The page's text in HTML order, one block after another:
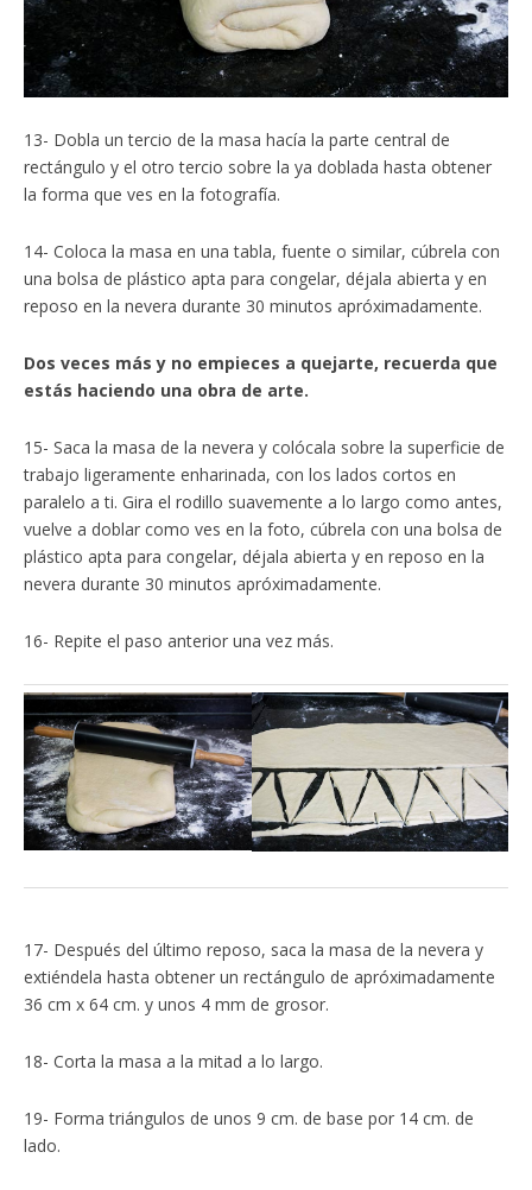
13- Dobla un tercio de la masa hacía la parte central de
rectángulo y el otro tercio sobre la ya doblada hasta obtener
la forma que ves en la fotografía.
14- Coloca la masa en una tabla, fuente o similar, cúbrela con
una bolsa de plástico apta para congelar, déjala abierta y en
reposo en la nevera durante 30 minutos apróximadamente.
Dos veces más y no empieces a quejarte, recuerda que
estás haciendo una obra de arte.
15- Saca la masa de la nevera y colócala sobre la superficie de
trabajo ligeramente enharinada, con los lados cortos en
paralelo a ti. Gira el rodillo suavemente a lo largo como antes,
vuelve a doblar como ves en la foto, cúbrela con una bolsa de
plástico apta para congelar, déjala abierta y en reposo en la
nevera durante 30 minutos apróximadamente.
16- Repite el paso anterior una vez más.
17- Después del último reposo, saca la masa de la nevera y
extiéndela hasta obtener un rectángulo de apróximadamente
36 cm x 64 cm. y unos 4 mm de grosor.
18- Corta la masa a la mitad a lo largo.
19- Forma triángulos de unos 9 cm. de base por 14 cm. de
lado.